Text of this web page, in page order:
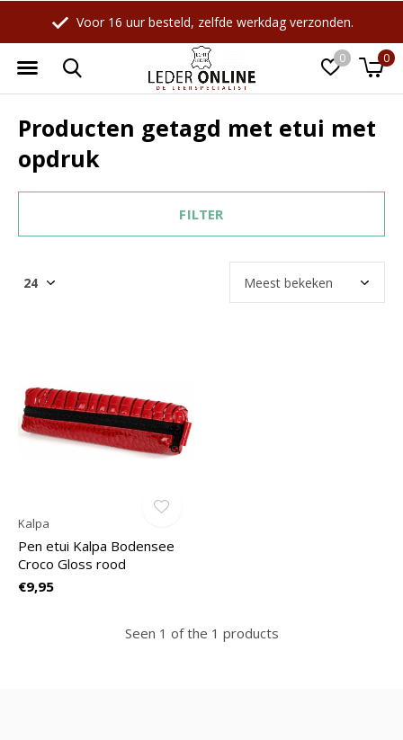
0 0
Voor 16 uur besteld, zelfde werkdag verzonden.
Producten getagd met etui met
opdruk
FILTER
Kalpa
Pen etui Kalpa Bodensee
Croco Gloss rood
€9,95
Seen 1 of the 1 products